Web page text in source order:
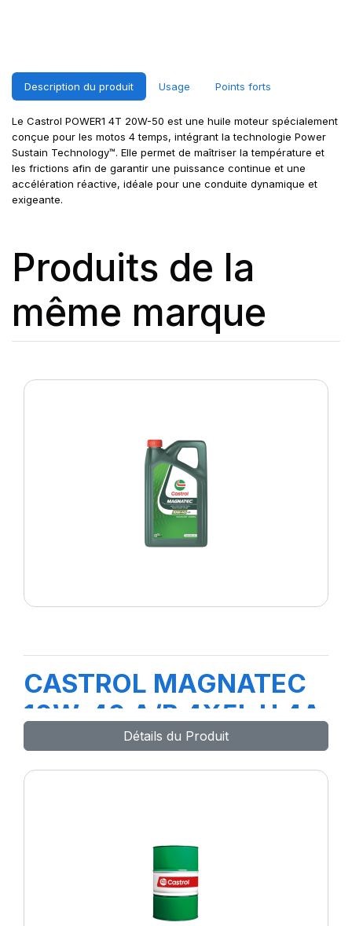
Description du produit Usage Points forts
Le Castrol POWER1 4T 20W-50 est une huile moteur spécialement
conçue pour les motos 4 temps, intégrant la technologie Power
Sustain Technology™. Elle permet de maîtriser la température et
les frictions afin de garantir une puissance continue et une
accélération réactive, idéale pour une conduite dynamique et
exigeante.
Produits de la
même marque
CASTROL MAGNATEC
10W-40 A/B 4X5L H 4A
Détails du Produit